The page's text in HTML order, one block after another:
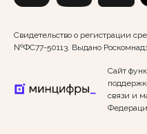
Свидетельство о регистрации
№ФС77-50113. Выдано
Сайт
связи и